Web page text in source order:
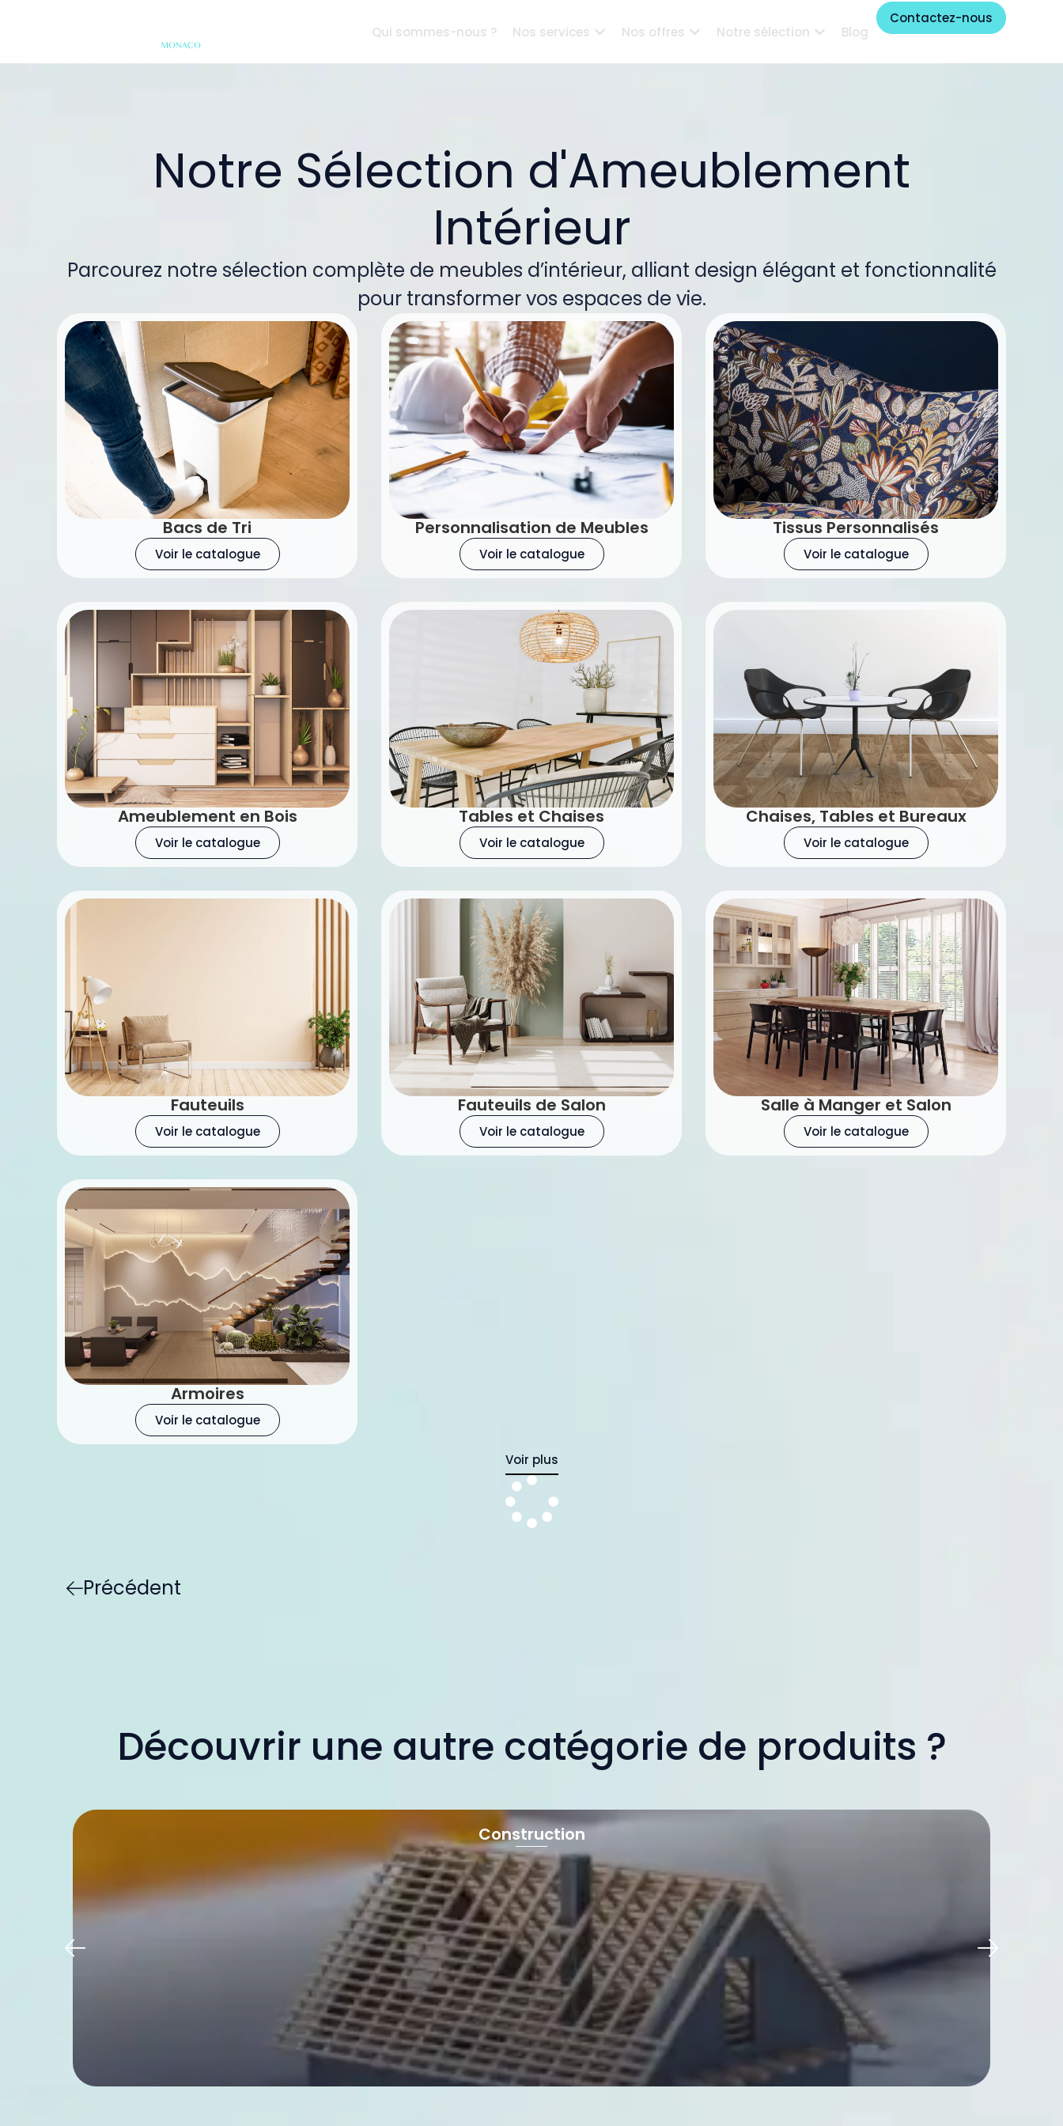
Qui sommes-nous ? Nos services Nos offres Notre sélection Blog
Contactez-nous
Notre Sélection d'Ameublement
Intérieur
Parcourez notre sélection complète de meubles d’intérieur, alliant design élégant et fonctionnalité
pour transformer vos espaces de vie.
Bacs de Tri
Voir le catalogue
Personnalisation de Meubles
Voir le catalogue
Tissus Personnalisés
Voir le catalogue
Ameublement en Bois
Voir le catalogue
Tables et Chaises
Voir le catalogue
Chaises, Tables et Bureaux
Voir le catalogue
Fauteuils
Voir le catalogue
Fauteuils de Salon
Voir le catalogue
Salle à Manger et Salon
Voir le catalogue
Armoires
Voir le catalogue
Voir plus
Précédent
Découvrir une autre catégorie de produits ?
Construction